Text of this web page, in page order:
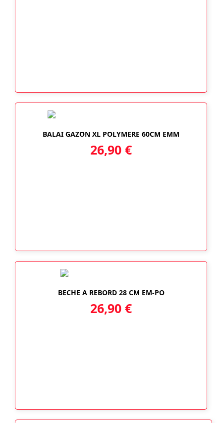
BALAI GAZON XL POLYMERE 60CM EMM
26,90 €
BECHE A REBORD 28 CM EM-PO
26,90 €